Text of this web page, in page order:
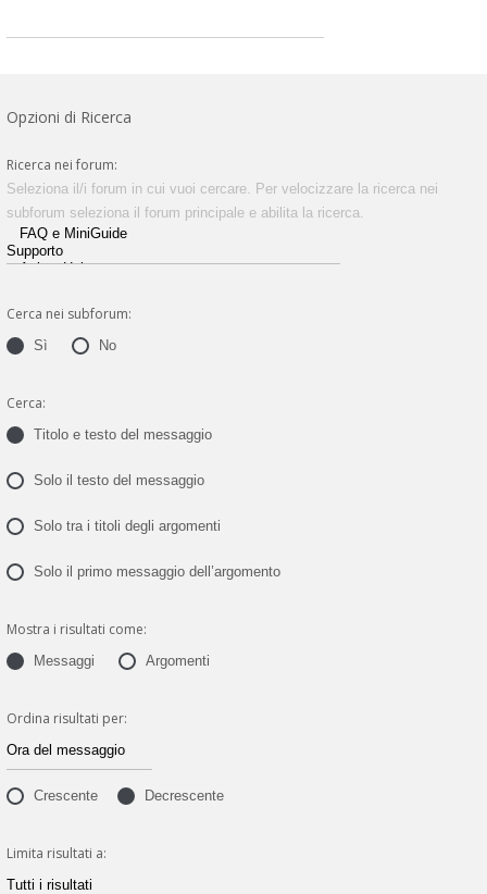
Opzioni di Ricerca
Ricerca nei forum:
Seleziona il/i forum in cui vuoi cercare. Per velocizzare la ricerca nei
subforum seleziona il forum principale e abilita la ricerca.
Cerca nei subforum:
Sì No
Cerca:
Titolo e testo del messaggio
Solo il testo del messaggio
Solo tra i titoli degli argomenti
Solo il primo messaggio dell’argomento
Mostra i risultati come:
Messaggi Argomenti
Ordina risultati per:
Crescente Decrescente
Limita risultati a: